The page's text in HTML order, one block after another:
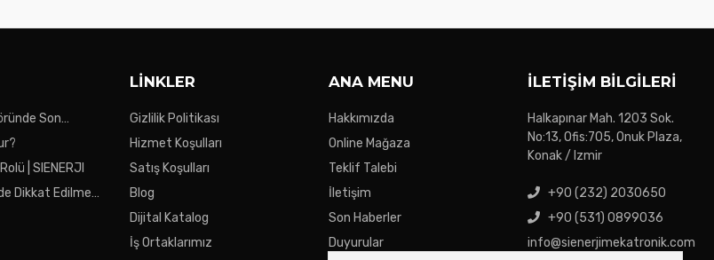
Son
| SIENERJI
Dikkat Edilmesi
LINKLER
Gizlilik Politikası
Hizmet Koşulları
Satış Koşulları
Blog
Dijital Katalog
İş Ortaklarımız
ANA MENU
Hakkımızda
Online Mağaza
Teklif Talebi
İletişim
Son Haberler
Duyurular
İLETIŞIM BILGILERI
Halkapınar Mah. 1203 Sok.
No:13, Ofis:705, Onuk Plaza,
Konak / Izmir
+90 (232) 2030650
+90 (531) 0899036
info@sienerjimekatronik.com